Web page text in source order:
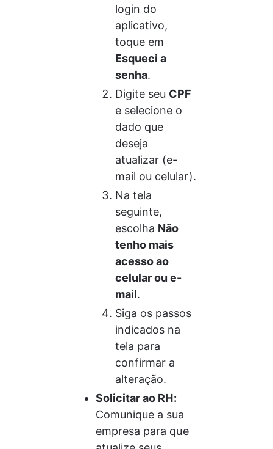
login do
aplicativo,
toque em
Esqueci a
senha.
Digite seu CPF
e selecione o
dado que
deseja
atualizar (e-
mail ou celular).
Na tela
seguinte,
escolha Não
tenho mais
acesso ao
celular ou e-
mail.
Siga os passos
indicados na
tela para
confirmar a
alteração.
Solicitar ao RH:
Comunique a sua
empresa para que